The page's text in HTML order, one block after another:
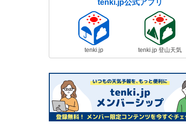
tenki.jp公式アプリ
tenki.jp tenki.jp 登山天気